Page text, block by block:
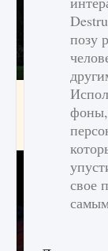
Как
которая не
9 августа
позу
фоны,
свое